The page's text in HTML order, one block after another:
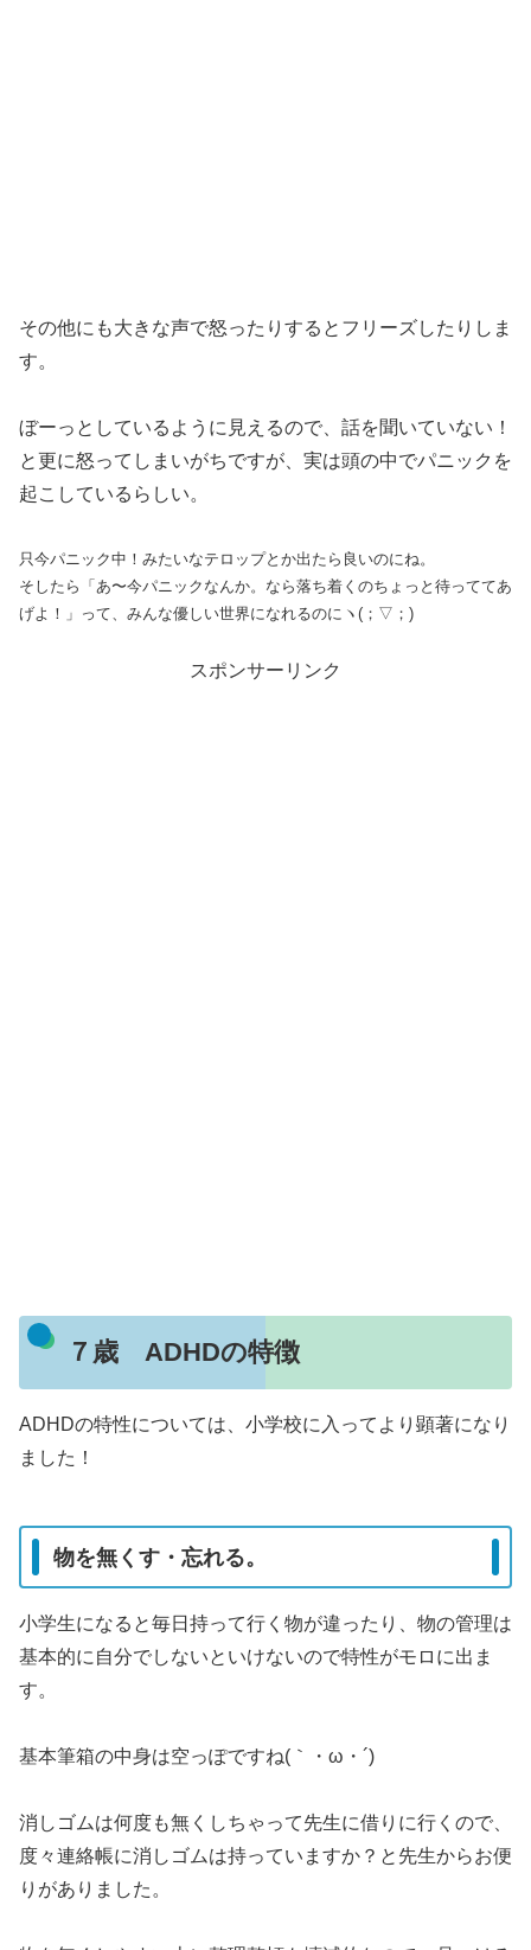
その他にも大きな声で怒ったりするとフリーズしたりしま
す。
ぼーっとしているように見えるので、話を聞いていない！
と更に怒ってしまいがちですが、実は頭の中でパニックを
起こしているらしい。
只今パニック中！みたいなテロップとか出たら良いのにね。
そしたら「あ〜今パニックなんか。なら落ち着くのちょっと待っててあ
げよ！」って、みんな優しい世界になれるのにヽ(；▽；)
スポンサーリンク
７歳 ADHDの特徴
ADHDの特性については、小学校に入ってより顕著になり
ました！
物を無くす・忘れる。
小学生になると毎日持って行く物が違ったり、物の管理は
基本的に自分でしないといけないので特性がモロに出ま
す。
基本筆箱の中身は空っぽですね(｀・ω・´)
消しゴムは何度も無くしちゃって先生に借りに行くので、
度々連絡帳に消しゴムは持っていますか？と先生からお便
りがありました。